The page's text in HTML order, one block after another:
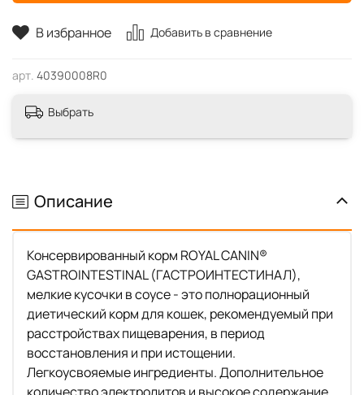
В избранное Добавить в сравнение
арт. 40390008R0
Выбрать
Описание
Консервированный корм ROYAL CANIN®
GASTROINTESTINAL (ГАСТРОИНТЕСТИНАЛ),
мелкие кусочки в соусе - это полнорационный
диетический корм для кошек, рекомендуемый при
расстройствах пищеварения, в период
восстановления и при истощении.
Легкоусвояемые ингредиенты. Дополнительное